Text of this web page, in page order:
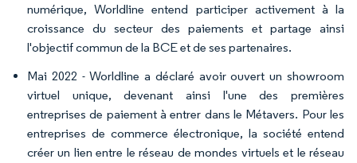
numérique, Worldline entend participer activement à la
croissance du secteur des paiements et partage ainsi
l'objectif commun de la BCE et de ses partenaires.
Mai 2022 - Worldline a déclaré avoir ouvert un showroom
virtuel unique, devenant ainsi l'une des premières
entreprises de paiement à entrer dans le Métavers. Pour les
entreprises de commerce électronique, la société entend
créer un lien entre le réseau de mondes virtuels et le réseau